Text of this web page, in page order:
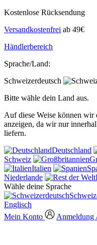
Kostenlose Rücksendung
Versandkostenfrei ab 49€
Händlerbereich
Sprache/Land:
Schweizerdeutsch
Bitte wähle dein Land aus.
Auf diese Weise können
anzeigen, da wir nur
liefern.
Deutschland
Schweiz
Italien
Niederlande
Wähle deine Sprache
Englisch
Mein Konto
Anmeldung